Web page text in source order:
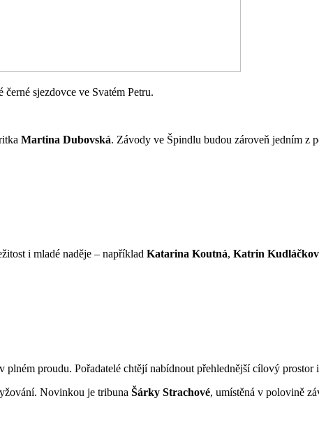
sjezdovce ve Svatém Petru.
Martina Dubovská. Závody ve Špindlu budou zároveň jedním z
i mladé naděje – například Katarina Koutná, Katrin
proudu. Pořadatelé chtějí nabídnout přehlednější cílový
Novinkou je tribuna Šárky Strachové, umístěná v polovině